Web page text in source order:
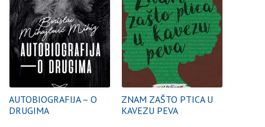
AUTOBIOGRAFIJA – O
DRUGIMA
ZNAM ZAŠTO PTICA U
KAVEZU PEVA